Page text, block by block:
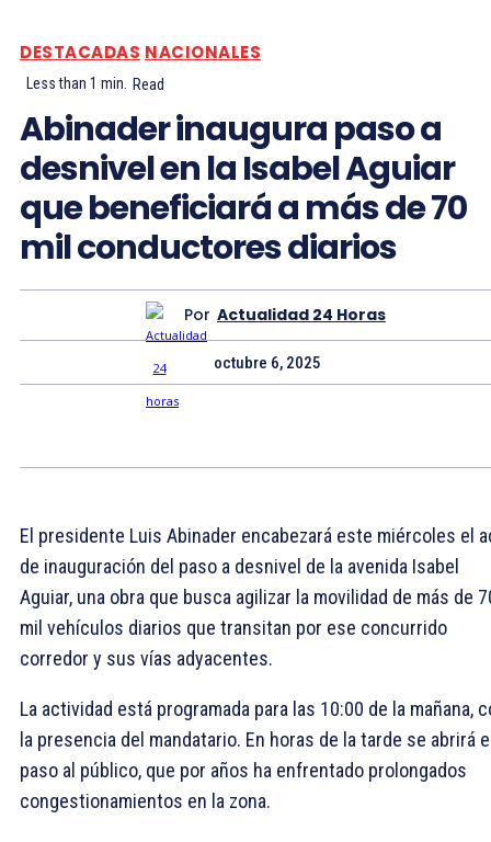
DESTACADAS NACIONALES
Less than 1 min. Read
Abinader inaugura paso a
desnivel en la Isabel Aguiar
que beneficiará a más de 70
mil conductores diarios
Por Actualidad 24 Horas
octubre 6, 2025
El presidente Luis Abinader encabezará este miércoles el
de inauguración del paso a desnivel de la avenida Isabel
Aguiar, una obra que busca agilizar la movilidad de más de
mil vehículos diarios que transitan por ese concurrido
corredor y sus vías adyacentes.
La actividad está programada para las 10:00 de la mañana,
la presencia del mandatario. En horas de la tarde se abrirá
paso al público, que por años ha enfrentado prolongados
congestionamientos en la zona.